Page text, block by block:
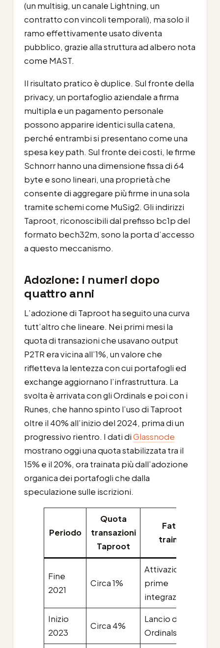
(un multisig, un canale Lightning, un
contratto con vincoli temporali), ma solo il
ramo effettivamente usato diventa
pubblico, grazie alla struttura ad albero nota
come MAST.
Il risultato pratico è duplice. Sul fronte della
privacy, un portafoglio aziendale a firma
multipla e un pagamento personale
possono apparire identici sulla catena,
perché entrambi si presentano come una
spesa key path. Sul fronte dei costi, le firme
Schnorr hanno una dimensione fissa di 64
byte e sono lineari, una proprietà che
consente di aggregare più firme in una sola
tramite schemi come MuSig2. Gli indirizzi
Taproot, riconoscibili dal prefisso bc1p del
formato bech32m, sono la porta d’accesso
a questo meccanismo.
Adozione: i numeri dopo
quattro anni
L’adozione di Taproot ha seguito una curva
tutt’altro che lineare. Nei primi mesi la
quota di transazioni che usavano output
P2TR era vicina all’1%, un valore che
rifletteva la lentezza con cui portafogli ed
exchange aggiornano l’infrastruttura. La
svolta è arrivata con gli Ordinals e poi con i
Runes, che hanno spinto l’uso di Taproot
oltre il 40% all’inizio del 2024, prima di un
progressivo rientro. I dati diGlassnode
mostrano oggi una quota stabilizzata tra il
15% e il 20%, ora trainata più dall’adozione
organica dei portafogli che dalla
speculazione sulle iscrizioni.
Periodo
Quota
transazioni
Taproot
Fattore
trainante
Fine
2021
Circa 1%
Attivazione e
prime
integrazioni
Inizio
2023
Circa 4%
Lancio degli
Ordinals